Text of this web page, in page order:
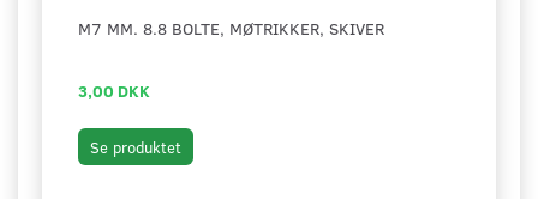
M7 MM. 8.8 BOLTE, MØTRIKKER, SKIVER
3,00 DKK
Se produktet